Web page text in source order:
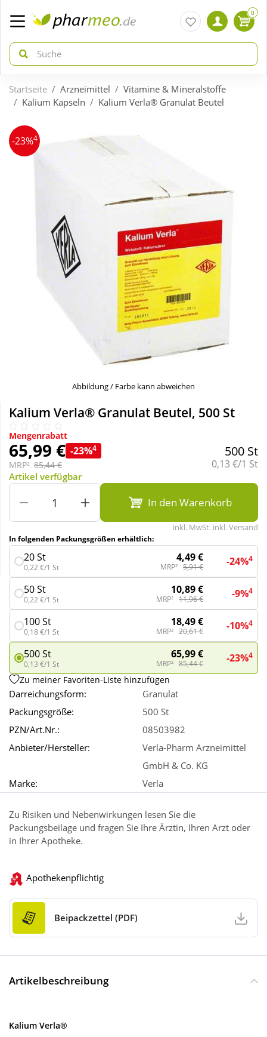
zurück
ÜBERSICHT AKTIONEN
Neuheiten
Schnäppchen
Täglich gut versorgt
zurück
ÜBERSICHT KATEGORIEN
Körperpflege & Kosmetik
Liebe & Erotik
Nahrungsergänzung
Natur & Homöopathie
Sanitätshaus
Wellness
0
Startseite Arzneimittel
Vitamine & Mineralstoffe
Kalium Kapseln
Kalium Verla® Granulat Beutel
-23%4
Abbildung / Farbe kann abweichen
Kalium Verla® Granulat Beutel, 500 St
Mengenrabatt
65,99 € -23%4
MRP² 85,44 €
500 St
Grundpreis:
0,13 €/1 St
Artikel verfügbar
In den Warenkorb
inkl. MwSt. inkl. Versand
In folgenden Packungsgrößen erhältlich:
20 St
0,22 €/1 St
4,49 €
MRP² 5,91 € -24%4
50 St
0,22 €/1 St
10,89 €
MRP² 11,96 € -9%4
100 St
0,18 €/1 St
18,49 €
MRP² 20,61 € -10%4
500 St
0,13 €/1 St
65,99 €
MRP² 85,44 € -23%4
Zu meiner Favoriten-Liste hinzufügen
Darreichungsform:
Granulat
Packungsgröße:
500 St
PZN/Art.Nr.:
08503982
Anbieter/Hersteller:
Verla-Pharm Arzneimittel
GmbH & Co. KG
Marke:
Verla
Zu Risiken und Nebenwirkungen lesen Sie die
Packungsbeilage und fragen Sie Ihre Ärztin, Ihren Arzt oder
in Ihrer Apotheke.
Apothekenpflichtig
Beipackzettel (PDF)
Artikelbeschreibung
Kalium Verla®